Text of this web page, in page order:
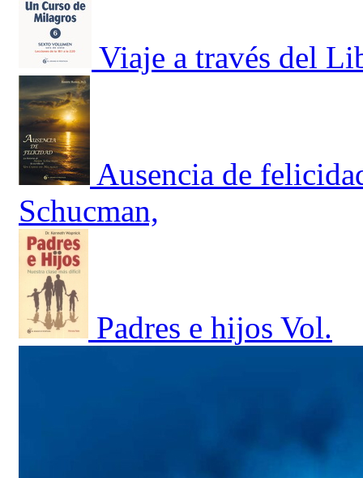
Viaje a través del
Ausencia de
Schucman,
Padres e hijos Vol.